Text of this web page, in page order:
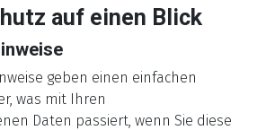
auf einen Blick
geben einen einfachen
was mit Ihren
Daten passiert, wenn Sie diese